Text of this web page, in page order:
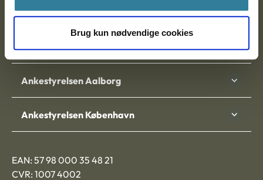
Brug kun nødvendige cookies
Nytorv 7, 2. sal
9000 Aalborg
Ankestyrelsen Aalborg
Ankestyrelsen København
EAN: 57 98 000 35 48 21
CVR: 1007 4002